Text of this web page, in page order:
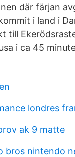
där färjan
i land i
till
i ca 45
londres
ak 9 matte
bros nintendo